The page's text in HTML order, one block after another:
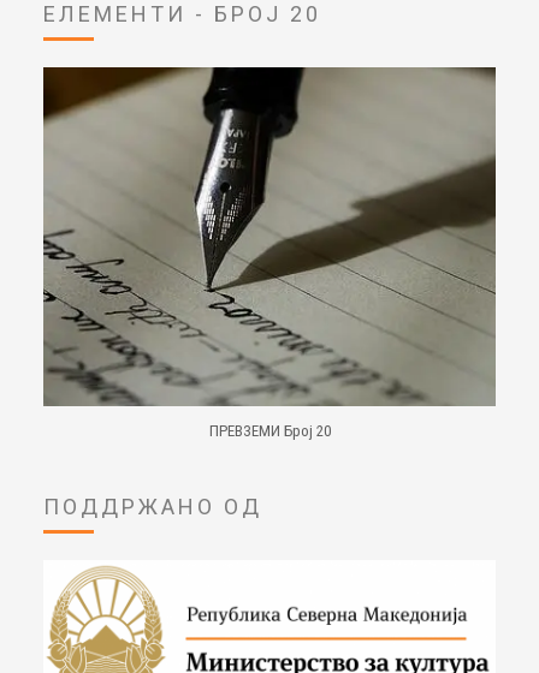
ЕЛЕМЕНТИ - БРОЈ 20
ПРЕВЗЕМИ Број 20
ПОДДРЖАНО ОД